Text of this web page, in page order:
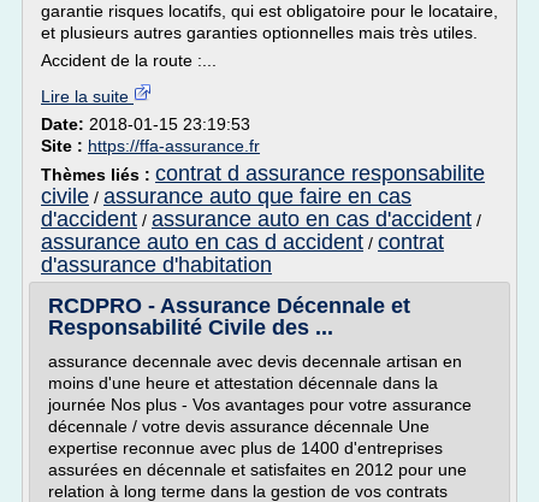
garantie risques locatifs, qui est obligatoire pour le locataire,
et plusieurs autres garanties optionnelles mais très utiles.
Accident de la route :...
Lire la suite
Date: 2018-01-15 23:19:53
Site : https://ffa-assurance.fr
Thèmes liés : contrat d assurance responsabilite
civile / assurance auto que faire en cas
d'accident / assurance auto en cas d'accident /
assurance auto en cas d accident / contrat
d'assurance d'habitation
RCDPRO - Assurance Décennale et
Responsabilité Civile des ...
assurance decennale avec devis decennale artisan en
moins d'une heure et attestation décennale dans la
journée Nos plus - Vos avantages pour votre assurance
décennale / votre devis assurance décennale Une
expertise reconnue avec plus de 1400 d'entreprises
assurées en décennale et satisfaites en 2012 pour une
relation à long terme dans la gestion de vos contrats